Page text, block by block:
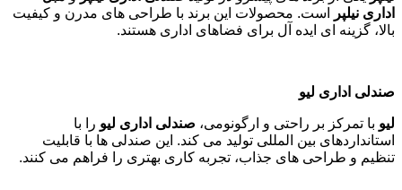
اداری نیلپر
است. محصولات این برند با طراحی های مدرن و کیفیت
بالا، گزینه ای ایده آل برای فضاهای اداری هستند.
صندلی اداری لیو
لیو با تمرکز بر راحتی و ارگونومی، صندلی اداری لیو را با
استانداردهای بین المللی تولید می کند. این صندلی ها با قابلیت
تنظیم و طراحی های جذاب، تجربه کاری بهتری را فراهم می کنند.